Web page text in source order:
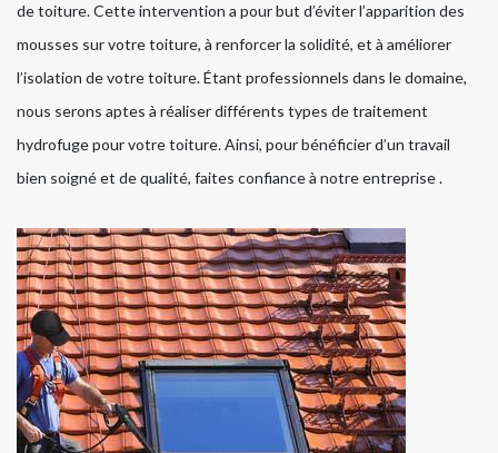
de toiture. Cette intervention a pour but d’éviter l’apparition des
mousses sur votre toiture, à renforcer la solidité, et à améliorer
l’isolation de votre toiture. Étant professionnels dans le domaine,
nous serons aptes à réaliser différents types de traitement
hydrofuge pour votre toiture. Ainsi, pour bénéficier d’un travail
bien soigné et de qualité, faites confiance à notre entreprise .